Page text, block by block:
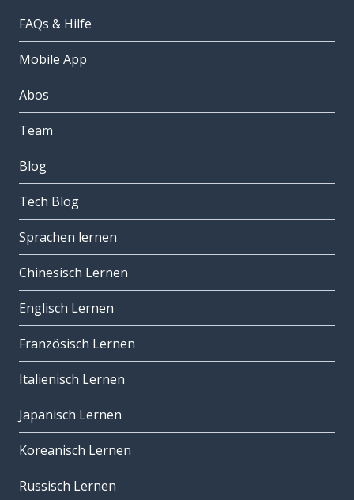
FAQs & Hilfe
Mobile App
Abos
Team
Blog
Tech Blog
Sprachen lernen
Chinesisch Lernen
Englisch Lernen
Französisch Lernen
Italienisch Lernen
Japanisch Lernen
Koreanisch Lernen
Russisch Lernen